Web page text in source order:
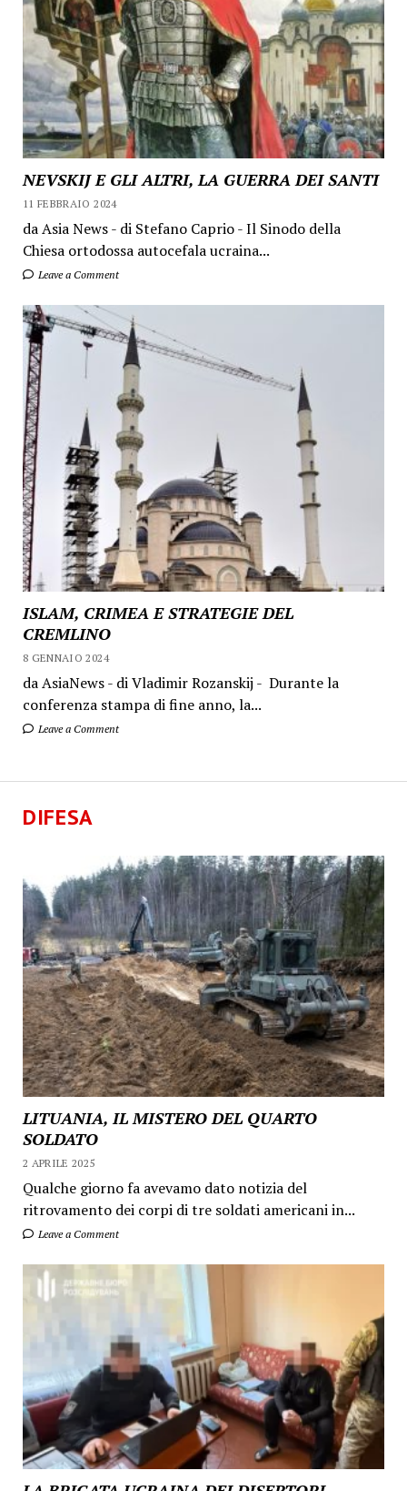
NEVSKIJ E GLI ALTRI, LA GUERRA DEI SANTI
11 FEBBRAIO 2024
da Asia News - di Stefano Caprio - Il Sinodo della
Chiesa ortodossa autocefala ucraina...
Leave a Comment
ISLAM, CRIMEA E STRATEGIE DEL
CREMLINO
8 GENNAIO 2024
da AsiaNews - di Vladimir Rozanskij - Durante la
conferenza stampa di fine anno, la...
Leave a Comment
DIFESA
LITUANIA, IL MISTERO DEL QUARTO
SOLDATO
2 APRILE 2025
Qualche giorno fa avevamo dato notizia del
ritrovamento dei corpi di tre soldati americani in...
Leave a Comment